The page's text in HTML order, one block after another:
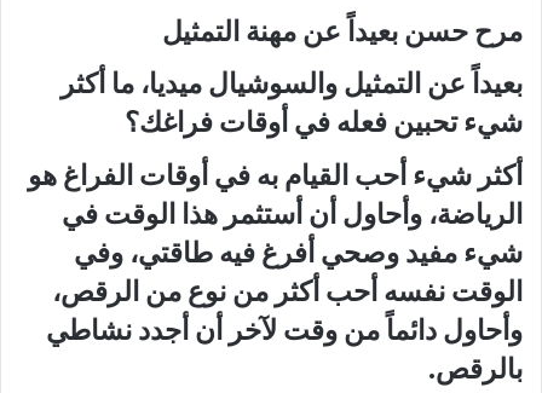
مرح حسن بعيداً عن مهنة التمثيل
بعيداً عن التمثيل والسوشيال ميديا، ما أكثر
شيء تحبين فعله في أوقات فراغك؟
أكثر شيء أحب القيام به في أوقات الفراغ هو
الرياضة، وأحاول أن أستثمر هذا الوقت في
شيء مفيد وصحي أفرغ فيه طاقتي، وفي
الوقت نفسه أحب أكثر من نوع من الرقص،
وأحاول دائماً من وقت لآخر أن أجدد نشاطي
بالرقص.